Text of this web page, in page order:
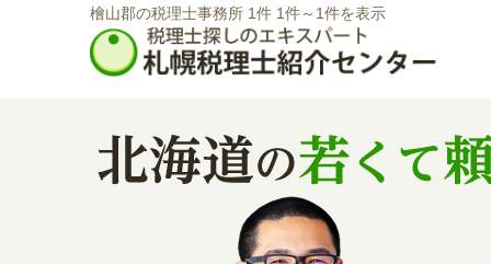
檜山郡の税理士事務所 1件 1件～1件を表示